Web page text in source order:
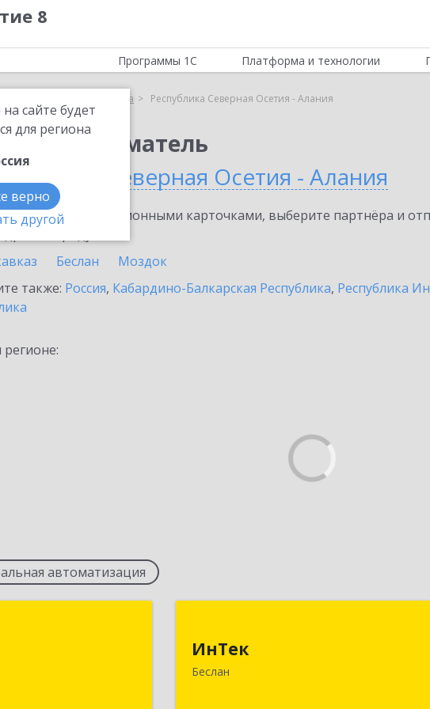
8
сайте будет
для региона
верно
другой
Программы 1С Платформа и технологии
Выбор партнёра Республика Северная Осетия - Алания
Северная Осетия - Алания
с информационными карточками, выберите партнёра и
Беслан
Моздок
также: Россия, Кабардино-Балкарская Республика, Республика
автоматизация
г, Международная
ИнТек
Беслан